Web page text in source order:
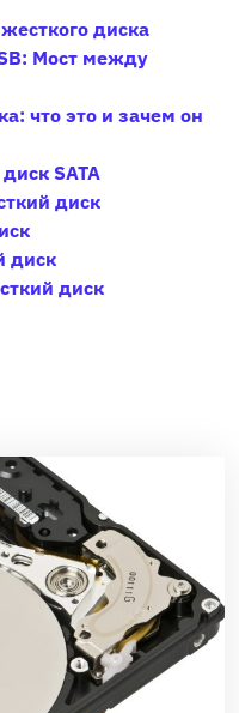
диска
Мост между
что это и зачем он
SATA
диск
диск
диск